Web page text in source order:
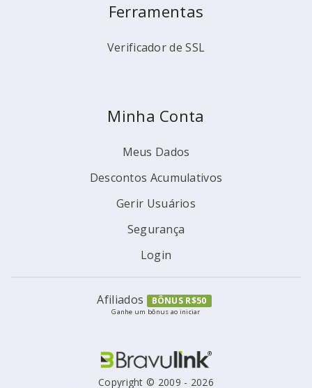
Ferramentas
Verificador de SSL
Minha Conta
Meus Dados
Descontos Acumulativos
Gerir Usuários
Segurança
Login
Afiliados BÔNUS R$50
Ganhe um bônus ao iniciar
Copyright © 2009 - 2026